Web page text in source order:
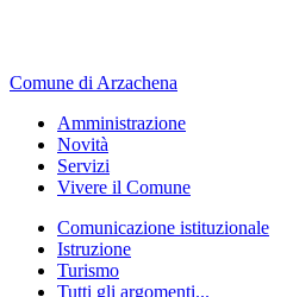
Comune di Arzachena
Amministrazione
Novità
Servizi
Vivere il Comune
Comunicazione istituzionale
Istruzione
Turismo
Tutti gli argomenti...